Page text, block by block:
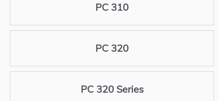
PC 310
PC 320
PC 320 Series